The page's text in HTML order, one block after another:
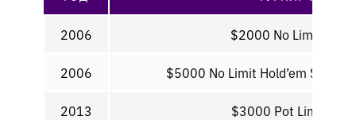
2006 $2000 No Limit
2006 $5000 No Limit Hold’em Short
2013 $3000 Pot Limit